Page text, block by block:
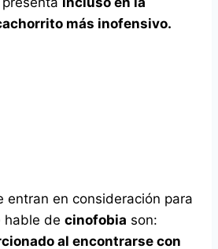
más inofensivo.
entran en consideración para
hable de cinofobia son:
al encontrarse con